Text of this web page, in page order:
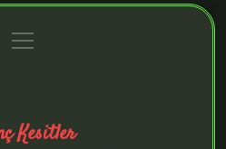
Politikası
menüyü
aç
Kesitler